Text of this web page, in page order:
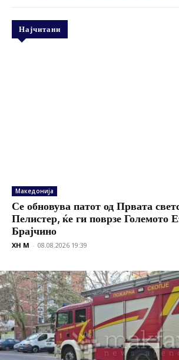
Најчитани
Македонија
Се обновува патот од Првата
Пелистер, ќе ги поврзе Големото
Брајчино
XH M - 08.08.2026 19:39